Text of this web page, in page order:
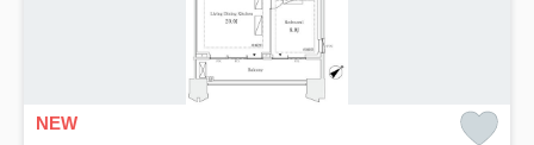
NEW